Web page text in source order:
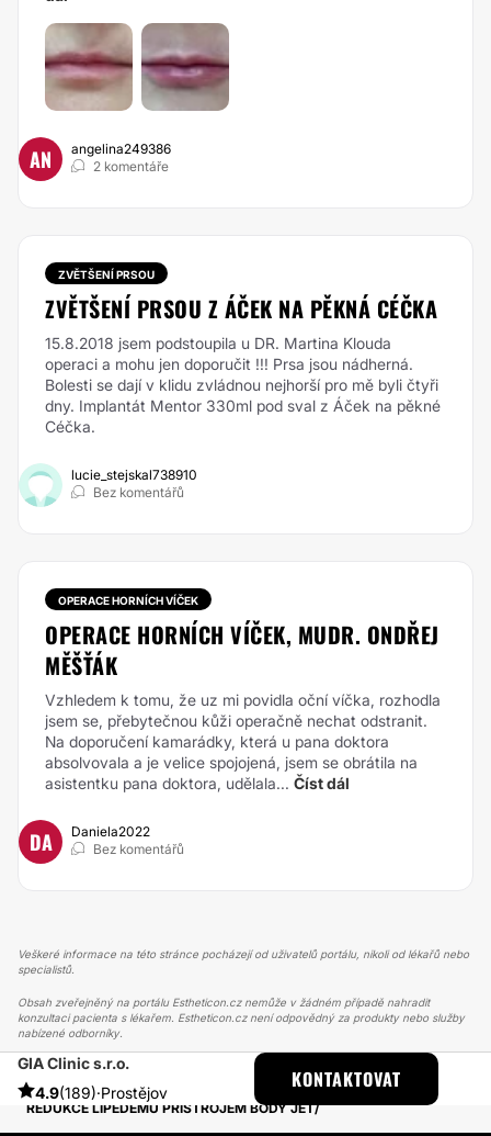
AN
angelina249386
2 komentáře
ZVĚTŠENÍ PRSOU
ZVĚTŠENÍ PRSOU Z ÁČEK NA PĚKNÁ CÉČKA
15.8.2018 jsem podstoupila u DR. Martina Klouda
operaci a mohu jen doporučit !!! Prsa jsou nádherná.
Bolesti se dají v klidu zvládnou nejhorší pro mě byli čtyři
dny. Implantát Mentor 330ml pod sval z Áček na pěkné
Céčka.
lucie_stejskal738910
Bez komentářů
OPERACE HORNÍCH VÍČEK
OPERACE HORNÍCH VÍČEK, MUDR. ONDŘEJ
MĚŠŤÁK
Vzhledem k tomu, že uz mi povidla oční víčka, rozhodla
jsem se, přebytečnou kůži operačně nechat odstranit.
Na doporučení kamarádky, která u pana doktora
absolvovala a je velice spojojená, jsem se obrátila na
asistentku pana doktora, udělala... Číst dál
DA
Daniela2022
Bez komentářů
Veškeré informace na této stránce pocházejí od uživatelů portálu, nikoli od lékařů nebo
specialistů.
Obsah zveřejněný na portálu Estheticon.cz nemůže v žádném případě nahradit
konzultaci pacienta s lékařem. Estheticon.cz není odpovědný za produkty nebo služby
nabízené odborníky.
GIA Clinic s.r.o.
4.9(189)·Prostějov
KONTAKTOVAT
ESTHETICON
PŘÍBĚHY
PŘÍBĚHY TÝKAJÍCÍ SE ZÁKROKU LIPEDÉM
REDUKCE LIPEDÉMU PŘÍSTROJEM BODY JET